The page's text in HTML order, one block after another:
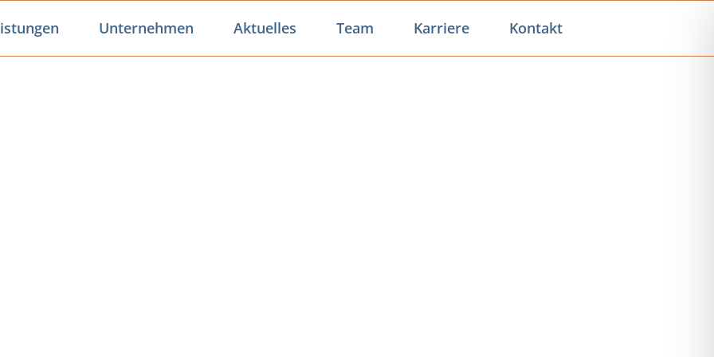
Unternehmen Aktuelles Team Karriere Kontakt